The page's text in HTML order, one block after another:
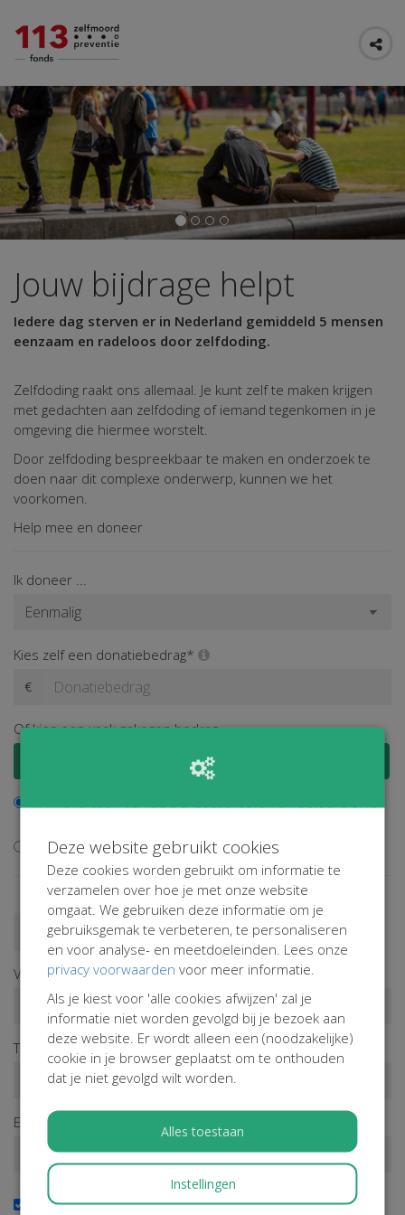
Jouw bijdrage helpt
Iedere dag sterven er in Nederland gemiddeld 5 mensen
eenzaam en radeloos door zelfdoding.
Zelfdoding raakt ons allemaal. Je kunt zelf te maken krijgen
met gedachten aan zelfdoding of iemand tegenkomen in je
omgeving die hiermee worstelt.
Door zelfdoding bespreekbaar te maken en onderzoek te
doen naar dit complexe onderwerp, kunnen we het
voorkomen.
Help mee en doneer
Ik doneer ...
Kies zelf een donatiebedrag*
€
Of kies een vaak gekozen bedrag
Ik wil niet bijdragen aan de transactiekosten
Doneren als persoon Doneren als bedrijf
Voornaam*
Tussenv. Achternaam*
E-mailadres*
Ja, ik wil de nieuwsbrief ontvangen
Deze website gebruikt cookies
Deze cookies worden gebruikt om informatie te
verzamelen over hoe je met onze website
omgaat. We gebruiken deze informatie om je
gebruiksgemak te verbeteren, te personaliseren
en voor analyse- en meetdoeleinden. Lees onze
privacy voorwaarden voor meer informatie.
Als je kiest voor 'alle cookies afwijzen' zal je
informatie niet worden gevolgd bij je bezoek aan
deze website. Er wordt alleen een (noodzakelijke)
cookie in je browser geplaatst om te onthouden
dat je niet gevolgd wilt worden.
Alles toestaan
Instellingen